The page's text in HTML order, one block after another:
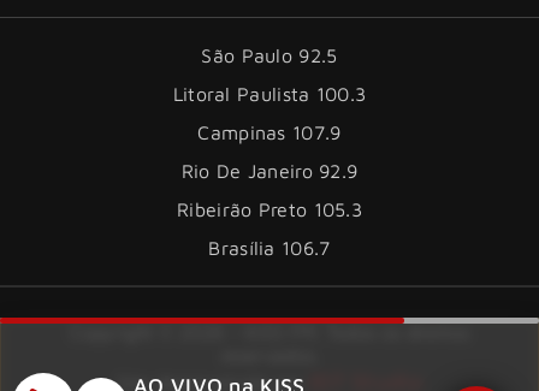
São Paulo 92.5
Litoral Paulista 100.3
Campinas 107.9
Rio De Janeiro 92.9
Ribeirão Preto 105.3
Brasília 106.7
Site desenvolvido por
AO VIVO na KISS